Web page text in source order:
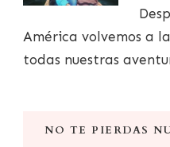
América volvemos a
todas nuestras
NO TE PIERDAS